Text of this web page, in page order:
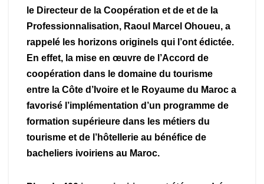
le Directeur de la Coopération et de et de la
Professionnalisation, Raoul Marcel Ohoueu, a
rappelé les horizons originels qui l’ont édictée.
En effet, la mise en œuvre de l’Accord de
coopération dans le domaine du tourisme
entre la Côte d’Ivoire et le Royaume du Maroc a
favorisé l’implémentation d’un programme de
formation supérieure dans les métiers du
tourisme et de l’hôtellerie au bénéfice de
bacheliers ivoiriens au Maroc.